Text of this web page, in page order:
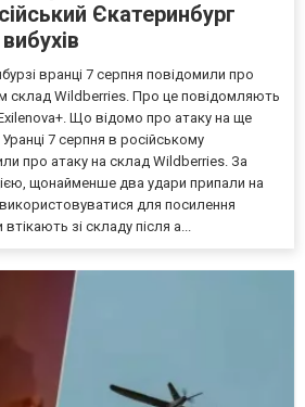
Єкатеринбург
вранці 7 серпня повідомили про
склад Wildberries. Про це повідомляють
Що відомо про атаку на ще
7 серпня в російському
про атаку на склад Wildberries. За
щонайменше два удари припали на
для посилення
втікають зі складу після а...